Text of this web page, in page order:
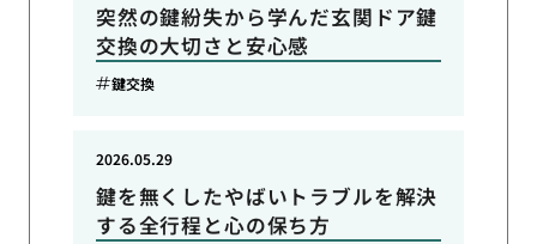
突然の鍵紛失から学んだ玄関ドア鍵
交換の大切さと安心感
鍵交換
鍵を無くしたやばいトラブルを解決
する全行程と心の保ち方
2026.05.29